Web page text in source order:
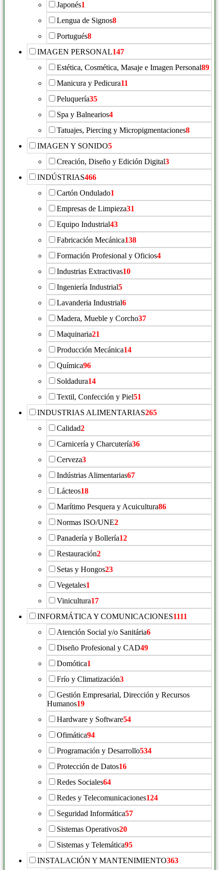
Japonés1
Lengua de Signos8
Portugués8
IMAGEN PERSONAL147
Estética, Cosmética, Masaje e Imagen Personal89
Manicura y Pedicura11
Peluquería35
Spa y Balnearios4
Tatuajes, Piercing y Micropigmentaciones8
IMAGEN Y SONIDO5
Creación, Diseño y Edición Digital3
INDÚSTRIAS466
Cartón Ondulado1
Empresas de Limpieza31
Equipo Industrial43
Fabricación Mecánica138
Formación Profesional y Oficios4
Industrias Extractivas10
Ingeniería Industrial5
Lavanderia Industrial6
Madera, Mueble y Corcho37
Maquinaria21
Producción Mecánica14
Química96
Soldadura14
Textil, Confección y Piel51
INDUSTRIAS ALIMENTARIAS265
Calidad2
Carnicería y Charcutería36
Cerveza3
Indústrias Alimentarias67
Lácteos18
Marítimo Pesquera y Acuicultura86
Normas ISO/UNE2
Panadería y Bollería12
Restauración2
Setas y Hongos23
Vegetales1
Vinicultura17
INFORMÁTICA Y COMUNICACIONES1111
Atención Social y/o Sanitária6
Diseño Profesional y CAD49
Domótica1
Frío y Climatización3
Gestión Empresarial, Dirección y Recursos
Humanos19
Hardware y Software54
Ofimática94
Programación y Desarrollo534
Protección de Datos16
Redes Sociales64
Redes y Telecomunicaciones124
Seguridad Informática57
Sistemas Operativos20
Sistemas y Telemática95
INSTALACIÓN Y MANTENIMIENTO363